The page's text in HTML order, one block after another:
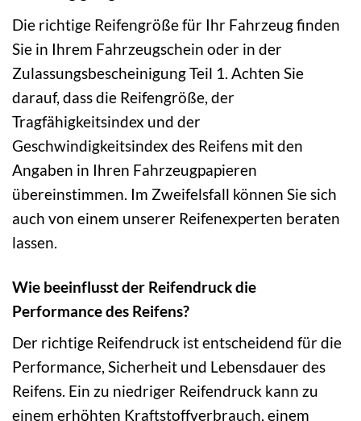
Die richtige Reifengröße für Ihr Fahrzeug finden
Sie in Ihrem Fahrzeugschein oder in der
Zulassungsbescheinigung Teil 1. Achten Sie
darauf, dass die Reifengröße, der
Tragfähigkeitsindex und der
Geschwindigkeitsindex des Reifens mit den
Angaben in Ihren Fahrzeugpapieren
übereinstimmen. Im Zweifelsfall können Sie sich
auch von einem unserer Reifenexperten beraten
lassen.
Wie beeinflusst der Reifendruck die
Performance des Reifens?
Der richtige Reifendruck ist entscheidend für die
Performance, Sicherheit und Lebensdauer des
Reifens. Ein zu niedriger Reifendruck kann zu
einem erhöhten Kraftstoffverbrauch, einem